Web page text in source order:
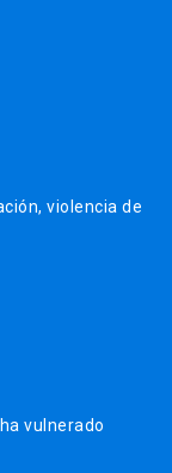
violencia de
vulnerado